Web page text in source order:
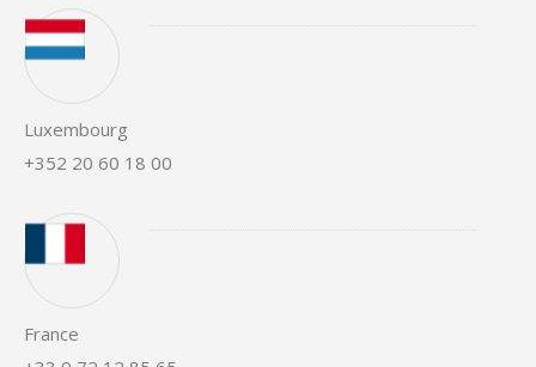
Luxembourg
+352 20 60 18 00
France